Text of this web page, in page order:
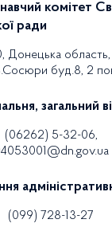
комітет
ради
Донецька область,
буд.8, 2
загальний
(06262) 5-32-06,
(099) 728-13-27